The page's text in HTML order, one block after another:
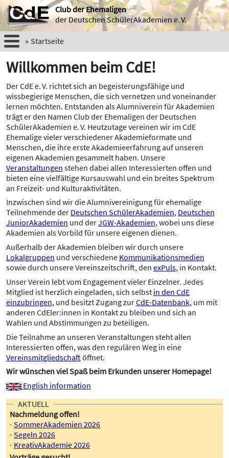
Club der Ehemaligen
der Deutschen SchülerAkademien e. V.
Startseite
Willkommen beim CdE!
Der CdE e. V. richtet sich an begeisterungsfähige und
wissbegierige Menschen, die sich vernetzen und voneinander
lernen möchten. Entstanden als Alumniverein für Akademien
trägt er den Namen Club der Ehemaligen der Deutschen
SchülerAkademien e. V. Heutzutage vereinen wir im CdE
Ehemalige vieler verschiedener Akademieformate und
Menschen, die ihre erste Akademieerfahrung auf unseren
eigenen Akademien gesammelt haben. Unsere
Veranstaltungen stehen dabei allen Interessierten offen und
bieten eine vielfältige Kursauswahl und ein breites Spektrum
an Freizeit- und Kulturaktivitäten.
Inzwischen sind wir die Alumnivereinigung für ehemalige
Teilnehmende der Deutschen SchülerAkademien, Deutschen
JuniorAkademien und derJGW-Akademien, wobei uns diese
Akademien als Vorbild für unsere eigenen dienen.
Außerhalb der Akademien bleiben wir durch unsere
Lokalgruppen und verschiedene Kommunikationsmedien
sowie durch unsere Vereinszeitschrift, den exPuls, in Kontakt.
Unser Verein lebt vom Engagement vieler Einzelner. Jedes
Mitglied ist herzlich eingeladen, sich selbst in den CdE
einzubringen, und besitzt Zugang zurCdE-Datenbank, um mit
anderen CdEler:innen in Kontakt zu bleiben und sich an
Wahlen und Abstimmungen zu beteiligen.
Die Teilnahme an unseren Veranstaltungen steht allen
Interessierten offen, was den regulären Weg in eine
Vereinsmitgliedschaft öffnet.
Wir wünschen viel Spaß beim Erkunden unserer Homepage!
English information
AKTUELL
Nachmeldung offen!
SommerAkademien 2026
Segeln 2026
KreativAkademie 2026